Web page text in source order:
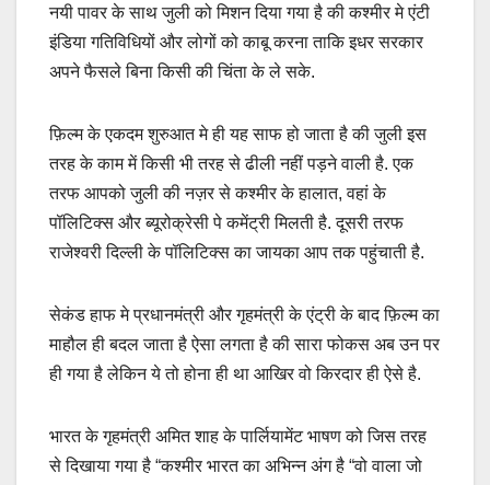
नयी पावर के साथ जुली को मिशन दिया गया है की कश्मीर मे एंटी
इंडिया गतिविधियों और लोगों को काबू करना ताकि इधर सरकार
अपने फैसले बिना किसी की चिंता के ले सके.
फ़िल्म के एकदम शुरुआत मे ही यह साफ हो जाता है की जुली इस
तरह के काम में किसी भी तरह से ढीली नहीं पड़ने वाली है. एक
तरफ आपको जुली की नज़र से कश्मीर के हालात, वहां के
पॉलिटिक्स और ब्यूरोक्रेसी पे कमेंट्री मिलती है. दूसरी तरफ
राजेश्वरी दिल्ली के पॉलिटिक्स का जायका आप तक पहुंचाती है.
सेकंड हाफ मे प्रधानमंत्री और गृहमंत्री के एंट्री के बाद फ़िल्म का
माहौल ही बदल जाता है ऐसा लगता है की सारा फोकस अब उन पर
ही गया है लेकिन ये तो होना ही था आखिर वो किरदार ही ऐसे है.
भारत के गृहमंत्री अमित शाह के पार्लियामेंट भाषण को जिस तरह
से दिखाया गया है “कश्मीर भारत का अभिन्न अंग है “वो वाला जो